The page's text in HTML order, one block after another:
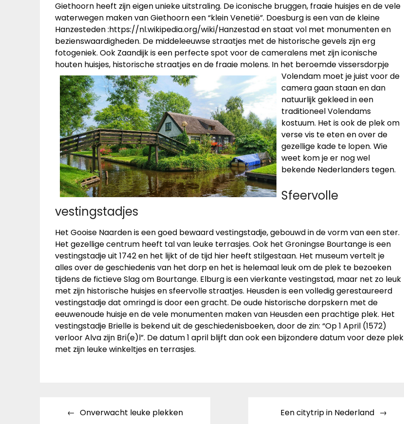
Giethoorn heeft zijn eigen unieke uitstraling. De iconische bruggen, fraaie huisjes en de vele
waterwegen maken van Giethoorn een “klein Venetië”. Doesburg is een van de kleine
Hanzesteden :https://nl.wikipedia.org/wiki/Hanzestad en staat vol met monumenten en
bezienswaardigheden. De middeleeuwse straatjes met de historische gevels zijn erg
fotogeniek. Ook Zaandijk is een perfecte spot voor de cameralens met zijn iconische
houten huisjes, historische straatjes en de fraaie molens. In het beroemde vissersdorpje
Volendam moet je juist voor de
camera gaan staan en dan
natuurlijk gekleed in een
traditioneel Volendams
kostuum. Het is ook de plek om
verse vis te eten en over de
gezellige kade te lopen. Wie
weet kom je er nog wel
bekende Nederlanders tegen.
Sfeervolle
vestingstadjes
Het Gooise Naarden is een goed bewaard vestingstadje, gebouwd in de vorm van een ster.
Het gezellige centrum heeft tal van leuke terrasjes. Ook het Groningse Bourtange is een
vestingstadje uit 1742 en het lijkt of de tijd hier heeft stilgestaan. Het museum vertelt je
alles over de geschiedenis van het dorp en het is helemaal leuk om de plek te bezoeken
tijdens de fictieve Slag om Bourtange. Elburg is een vierkante vestingstad, maar net zo leuk
met zijn historische huisjes en sfeervolle straatjes. Heusden is een volledig gerestaureerd
vestingstadje dat omringd is door een gracht. De oude historische dorpskern met de
eeuwenoude huisje en de vele monumenten maken van Heusden een prachtige plek. Het
vestingstadje Brielle is bekend uit de geschiedenisboeken, door de zin: “Op 1 April (1572)
verloor Alva zijn Bri(e)l”. De datum 1 april blijft dan ook een bijzondere datum voor deze plek
met zijn leuke winkeltjes en terrasjes.
Onverwacht leuke plekken Een citytrip in Nederland